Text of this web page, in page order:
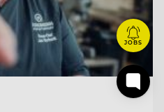
JOBS